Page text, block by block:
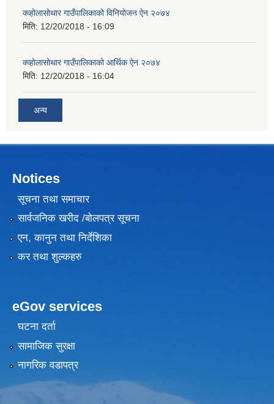
क्व्होलासोथार गाउँपालिकाको विनियोजन ऐन २०७४
मिति: 12/20/2018 - 16:09
क्व्होलासोथार गाउँपालिकाको आर्थिक ऐन २०७४
मिति: 12/20/2018 - 16:04
अन्य
Notices
सूचना तथा समाचार
सार्वजनिक खरीद /बोलपत्र सूचना
एन, कानुन तथा निर्देशिका
कर तथा शुल्कहरु
eGov services
घटना दर्ता
सामाजिक सुरक्षा
नागरिक वडापत्र